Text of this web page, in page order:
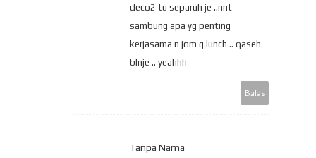
deco2 tu separuh je ..nnt
sambung apa yg penting
kerjasama n jom g lunch .. qaseh
blnje .. yeahhh
Balas
Tanpa Nama